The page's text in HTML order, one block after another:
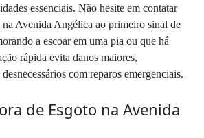
essenciais. Não hesite em contatar
Avenida Angélica ao primeiro sinal de
a escoar em uma pia ou que há
rápida evita danos maiores,
com reparos emergenciais.
de Esgoto na Avenida